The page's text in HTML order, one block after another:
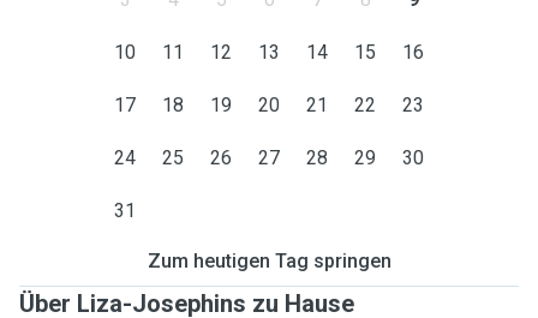
10 11 12 13 14 15 16
17 18 19 20 21 22 23
24 25 26 27 28 29 30
31
Zum heutigen Tag springen
Über Liza-Josephins zu Hause